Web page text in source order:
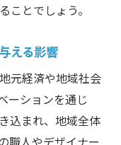
新たな住環境
リノベーショ
する新しい住ま
ことでしょう。
える影響
元経済や地域社会
ーションを通じ
込まれ、地域全体
職人やデザイナー